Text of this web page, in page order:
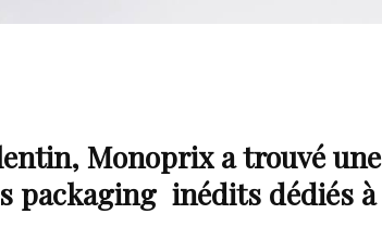
Monoprix a trouvé une
packaging inédits dédiés à